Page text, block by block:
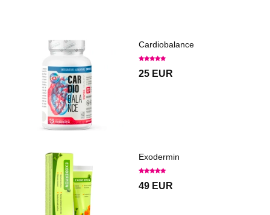
Cardiobalance
25 EUR
Exodermin
49 EUR